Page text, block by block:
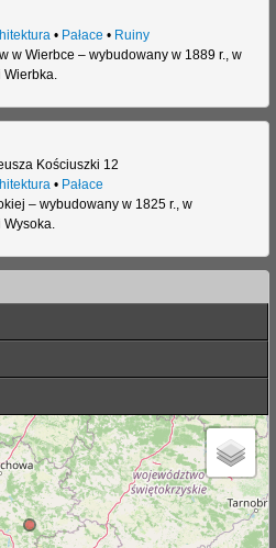
• Pałace • Ruiny
w Wierbce – wybudowany w 1889 r., w
Kościuszki 12
• Pałace
– wybudowany w 1825 r., w